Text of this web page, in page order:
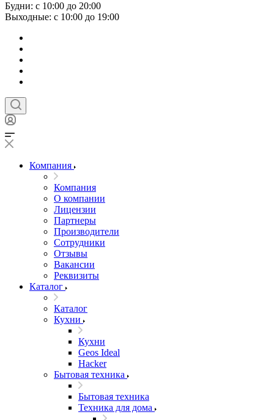
Будни: с 10:00 до 20:00
Выходные: с 10:00 до 19:00
Компания
Компания
О компании
Лицензии
Партнеры
Производители
Сотрудники
Отзывы
Вакансии
Реквизиты
Каталог
Каталог
Кухни
Кухни
Geos Ideal
Hacker
Бытовая техника
Бытовая техника
Техника для дома